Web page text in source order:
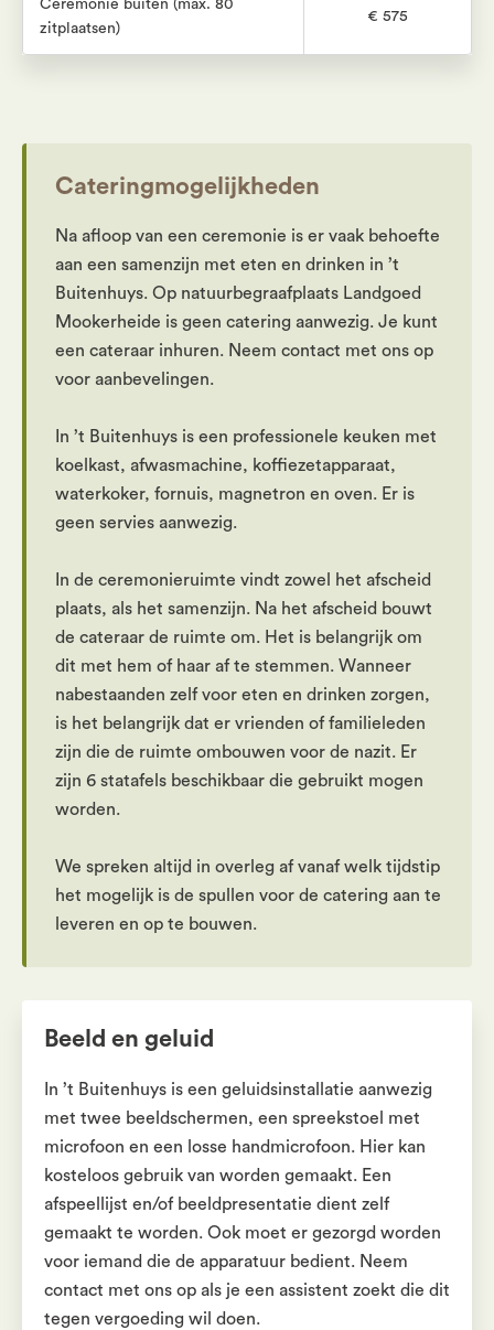
Ceremonie buiten (max. 80
zitplaatsen)
€ 575
Cateringmogelijkheden
Na afloop van een ceremonie is er vaak behoefte
aan een samenzijn met eten en drinken in ’t
Buitenhuys. Op natuurbegraafplaats Landgoed
Mookerheide is geen catering aanwezig. Je kunt
een cateraar inhuren. Neem contact met ons op
voor aanbevelingen.
In ’t Buitenhuys is een professionele keuken met
koelkast, afwasmachine, koffiezetapparaat,
waterkoker, fornuis, magnetron en oven. Er is
geen servies aanwezig.
In de ceremonieruimte vindt zowel het afscheid
plaats, als het samenzijn. Na het afscheid bouwt
de cateraar de ruimte om. Het is belangrijk om
dit met hem of haar af te stemmen. Wanneer
nabestaanden zelf voor eten en drinken zorgen,
is het belangrijk dat er vrienden of familieleden
zijn die de ruimte ombouwen voor de nazit. Er
zijn 6 statafels beschikbaar die gebruikt mogen
worden.
We spreken altijd in overleg af vanaf welk tijdstip
het mogelijk is de spullen voor de catering aan te
leveren en op te bouwen.
Beeld en geluid
In ’t Buitenhuys is een geluidsinstallatie aanwezig
met twee beeldschermen, een spreekstoel met
microfoon en een losse handmicrofoon. Hier kan
kosteloos gebruik van worden gemaakt. Een
afspeellijst en/of beeldpresentatie dient zelf
gemaakt te worden. Ook moet er gezorgd worden
voor iemand die de apparatuur bedient. Neem
contact met ons op als je een assistent zoekt die dit
tegen vergoeding wil doen.